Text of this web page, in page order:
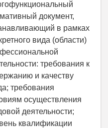
документ,
в рамках
вида (области)
требования к
и качеству
требования
осуществления
деятельности;
квалификации